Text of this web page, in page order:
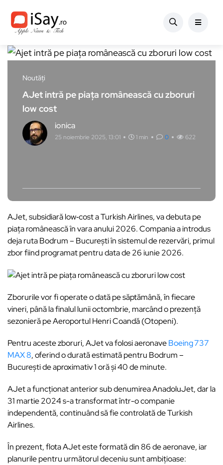
Noutăți
AJet intră pe piaţa românească cu zboruri
low cost
ionica
25 noiembrie 2025, 13:01 1 min 0 622
AJet, subsidiară low‑cost a Turkish Airlines, va debuta pe
piaţa românească în vara anului 2026. Compania a introdus
deja ruta Bodrum – Bucureşti în sistemul de rezervări, primul
zbor fiind programat pentru data de 26 iunie 2026.
Zborurile vor fi operate o dată pe săptămână, în fiecare
vineri, până la finalul lunii octombrie, marcând o prezenţă
sezonieră pe Aeroportul Henri Coandă (Otopeni).
Pentru aceste zboruri, AJet va folosi aeronaveBoeing 737
MAX 8, oferind o durată estimată pentru Bodrum –
Bucureşti de aproximativ 1 oră și 40 de minute.
AJet a funcționat anterior sub denumirea AnadoluJet, dar la
31 martie 2024 s-a transformat într-o companie
independentă, continuând să fie controlată de Turkish
Airlines.
În prezent, flota AJet este formată din 86 de aeronave, iar
planurile pentru următorul deceniu sunt ambiţioase: